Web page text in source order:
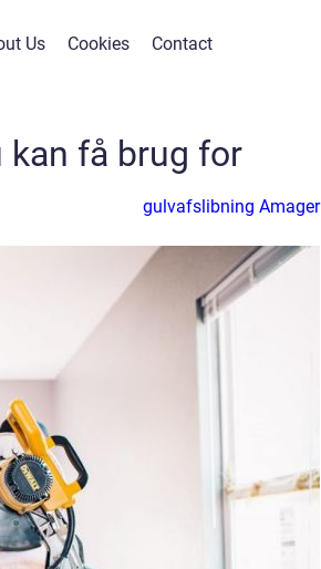
Us Cookies Contact
få brug for
gulvafslibning Amager